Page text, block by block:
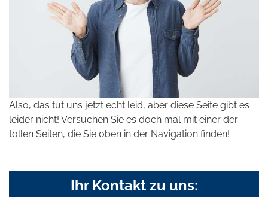
Also, das tut uns jetzt echt leid, aber diese Seite gibt es
leider nicht! Versuchen Sie es doch mal mit einer der
tollen Seiten, die Sie oben in der Navigation finden!
Ihr Kontakt zu uns: